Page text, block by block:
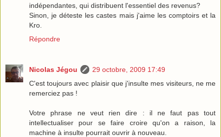
indépendantes, qui distribuent l'essentiel des revenus?
Sinon, je déteste les castes mais j'aime les comptoirs et la
Kro.
Répondre
Nicolas Jégou
29 octobre, 2009 17:49
C'est toujours avec plaisir que j'insulte mes visiteurs, ne me
remerciez pas !
Votre phrase ne veut rien dire : il ne faut pas tout
intellectualiser pour se faire croire qu'on a raison, la
machine à insulte pourrait ouvrir à nouveau.